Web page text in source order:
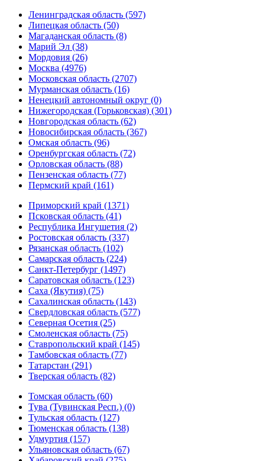
Ленинградская область (597)
Липецкая область (50)
Магаданская область (8)
Марий Эл (38)
Мордовия (26)
Москва (4976)
Московская область (2707)
Мурманская область (16)
Ненецкий автономный округ (0)
Нижегородская (Горьковская) (301)
Новгородская область (62)
Новосибирская область (367)
Омская область (96)
Оренбургская область (72)
Орловская область (88)
Пензенская область (77)
Пермский край (161)
Приморский край (1371)
Псковская область (41)
Республика Ингушетия (2)
Ростовская область (337)
Рязанская область (102)
Самарская область (224)
Санкт-Петербург (1497)
Саратовская область (123)
Саха (Якутия) (75)
Сахалинская область (143)
Свердловская область (577)
Северная Осетия (25)
Смоленская область (75)
Ставропольский край (145)
Тамбовская область (77)
Татарстан (291)
Тверская область (82)
Томская область (60)
Тува (Тувинская Респ.) (0)
Тульская область (127)
Тюменская область (138)
Удмуртия (157)
Ульяновская область (67)